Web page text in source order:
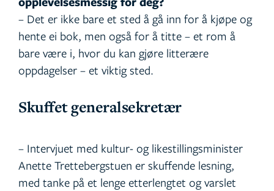
– Det er ikke bare et sted å gå inn for å kjøpe og
hente ei bok, men også for å titte – et rom å
bare være i, hvor du kan gjøre litterære
oppdagelser – et viktig sted.
Skuffet generalsekretær
– Intervjuet med kultur- og likestillingsminister
Anette Trettebergstuen er skuffende lesning,
med tanke på et lenge etterlengtet og varslet